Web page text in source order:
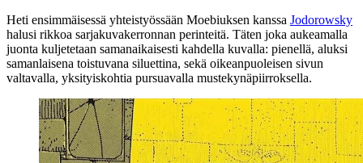
Heti ensimmäisessä yhteistyössään Moebiuksen kanssa Jodorowsky
halusi rikkoa sarjakuvakerronnan perinteitä. Täten joka aukeamalla
juonta kuljetetaan samanaikaisesti kahdella kuvalla: pienellä, aluksi
samanlaisena toistuvana siluettina, sekä oikeanpuoleisen sivun
valtavalla, yksityiskohtia pursuavalla mustekynäpiirroksella.